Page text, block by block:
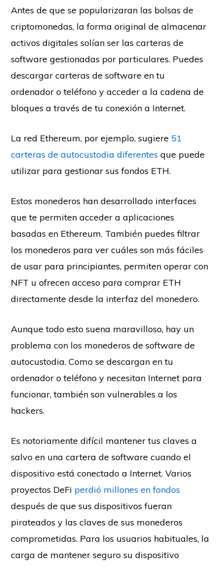
Antes de que se popularizaran las bolsas de
criptomonedas, la forma original de almacenar
activos digitales solían ser las carteras de
software gestionadas por particulares. Puedes
descargar carteras de software en tu
ordenador o teléfono y acceder a la cadena de
bloques a través de tu conexión a Internet.
La red Ethereum, por ejemplo, sugiere 51
carteras de autocustodia diferentes que puede
utilizar para gestionar sus fondos ETH.
Estos monederos han desarrollado interfaces
que te permiten acceder a aplicaciones
basadas en Ethereum. También puedes filtrar
los monederos para ver cuáles son más fáciles
de usar para principiantes, permiten operar con
NFT u ofrecen acceso para comprar ETH
directamente desde la interfaz del monedero.
Aunque todo esto suena maravilloso, hay un
problema con los monederos de software de
autocustodia. Como se descargan en tu
ordenador o teléfono y necesitan Internet para
funcionar, también son vulnerables a los
hackers.
Es notoriamente difícil mantener tus claves a
salvo en una cartera de software cuando el
dispositivo está conectado a Internet. Varios
proyectos DeFi perdió millones en fondos
después de que sus dispositivos fueran
pirateados y las claves de sus monederos
comprometidas. Para los usuarios habituales, la
carga de mantener seguro su dispositivo